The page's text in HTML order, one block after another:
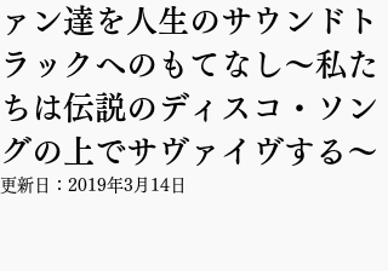
ァン達を人生のサウンドト
ラックへのもてなし～私た
ちは伝説のディスコ・ソン
グの上でサヴァイヴする～
更新日： 2019年3月14日